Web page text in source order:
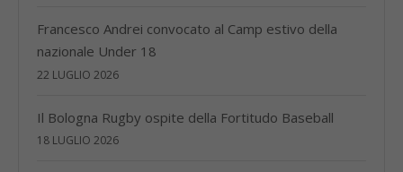
Francesco Andrei convocato al Camp estivo della
nazionale Under 18
22 LUGLIO 2026
Il Bologna Rugby ospite della Fortitudo Baseball
18 LUGLIO 2026